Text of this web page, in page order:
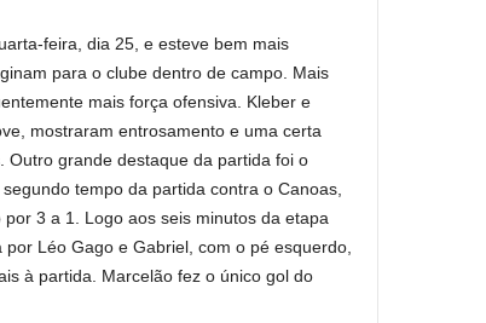
feira, dia 25, e esteve bem mais
para o clube dentro de campo. Mais
mais força ofensiva. Kleber e
mostraram entrosamento e uma certa
grande destaque da partida foi o
tempo da partida contra o Canoas,
3 a 1. Logo aos seis minutos da etapa
Léo Gago e Gabriel, com o pé esquerdo,
à partida. Marcelão fez o único gol do